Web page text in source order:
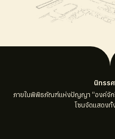
นิทรร
ภายในพิพิธภัณฑ์แห่งปัญญา “องค์จัก
โซนจัดแสดงทั้